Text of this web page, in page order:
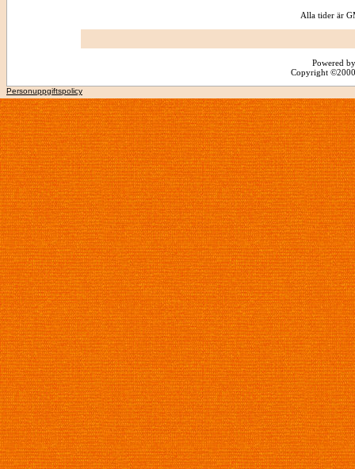
Alla tider är
Powered
Copyright
Personuppgiftspolicy